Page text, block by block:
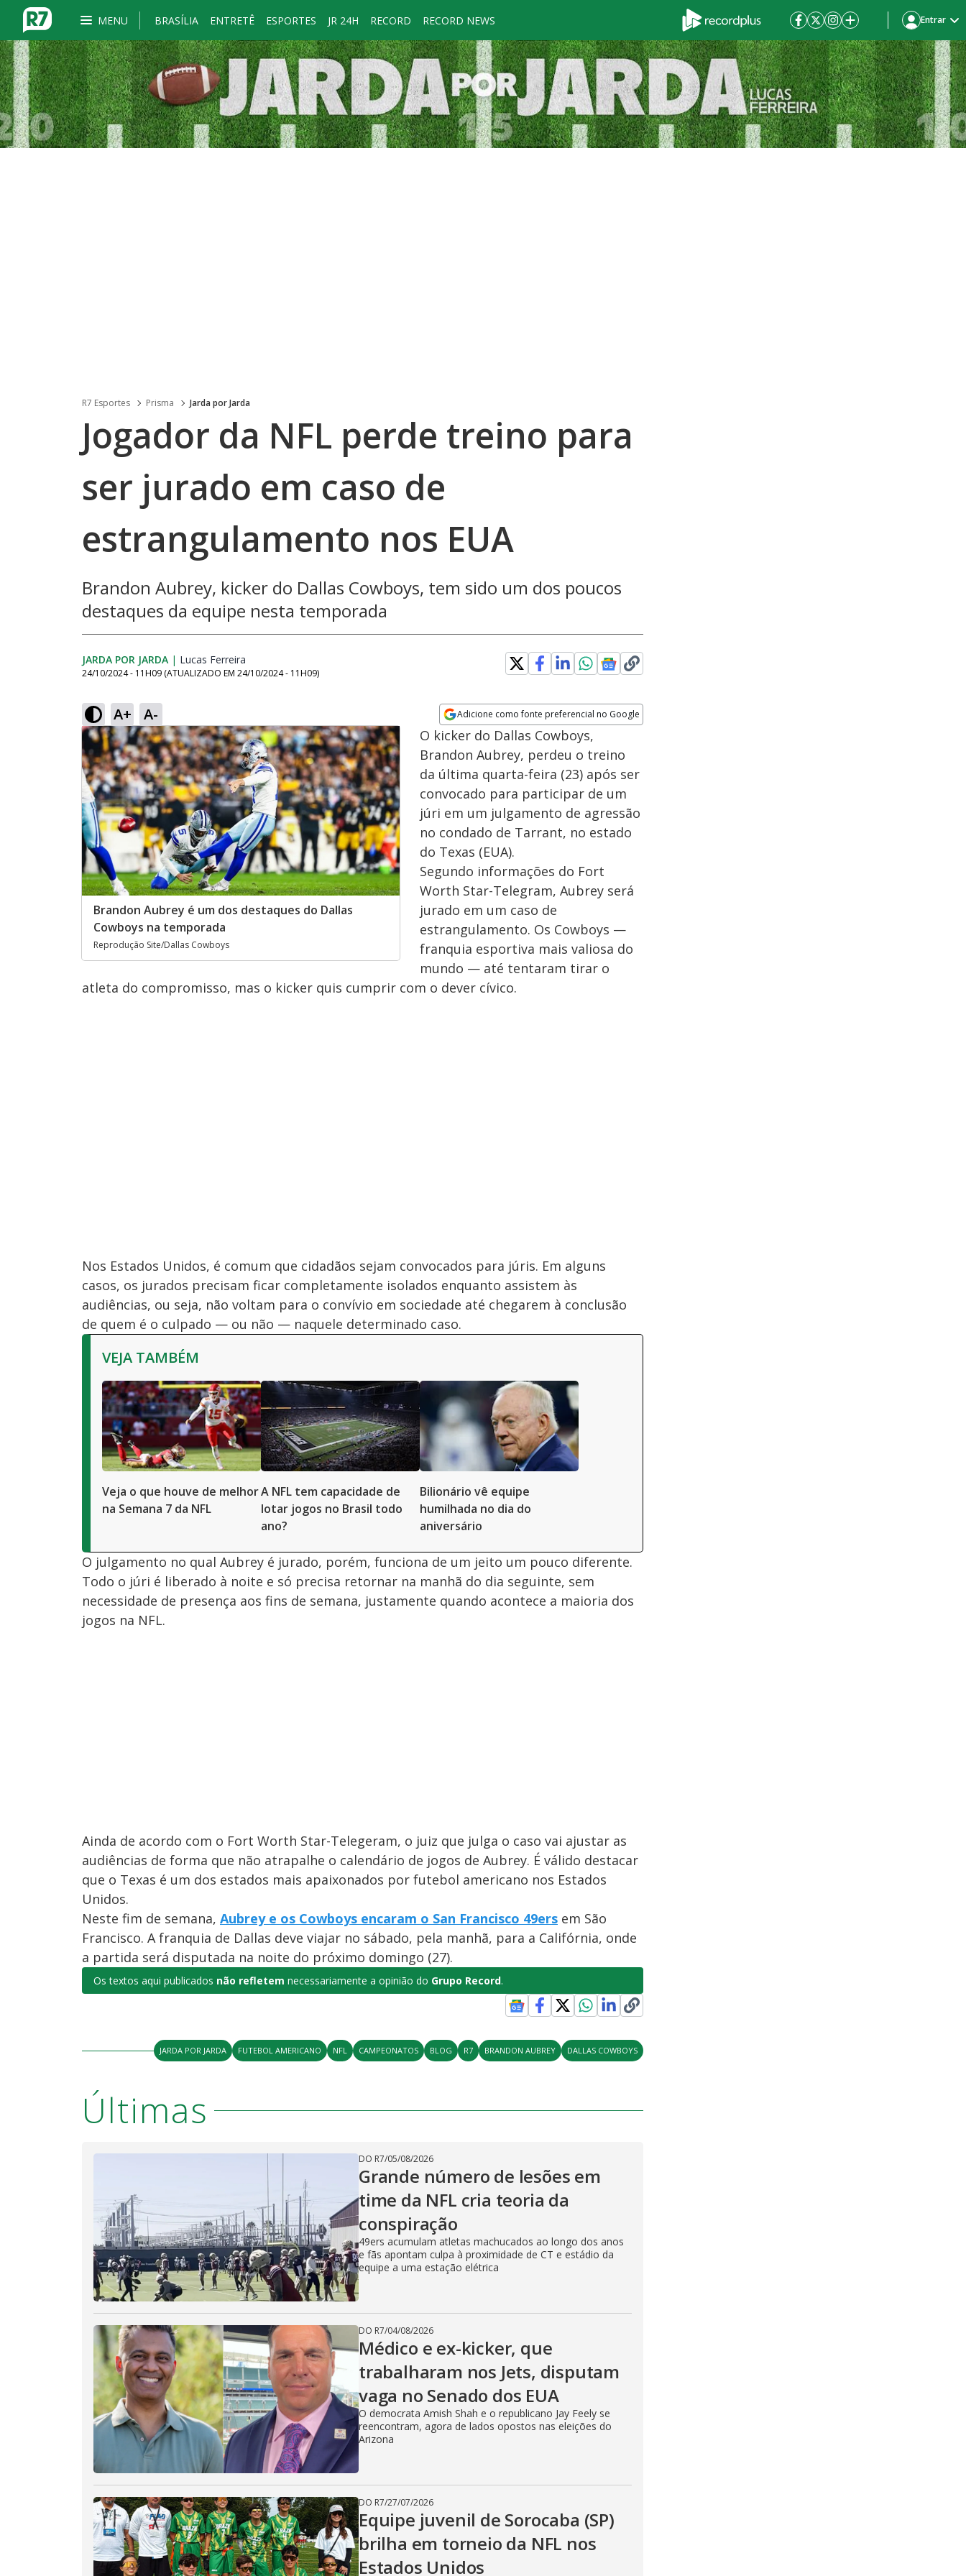
MENU BRASÍLIA ENTRETÊ ESPORTES JR 24H RECORD RECORD NEWS Entrar
R7 Esportes Prisma Jarda por Jarda
Jogador da NFL perde treino para
ser jurado em caso de
estrangulamento nos EUA
Brandon Aubrey, kicker do Dallas Cowboys, tem sido um dos poucos
destaques da equipe nesta temporada
JARDA POR JARDA | Lucas Ferreira
24/10/2024 - 11H09 (ATUALIZADO EM 24/10/2024 - 11H09)
A+ A- Adicione como fonte preferencial no Google
Opens in new window
Brandon Aubrey é um dos destaques do Dallas
Cowboys na temporada
Reprodução Site/Dallas Cowboys
O kicker do Dallas Cowboys,
Brandon Aubrey, perdeu o treino
da última quarta-feira (23) após ser
convocado para participar de um
júri em um julgamento de agressão
no condado de Tarrant, no estado
do Texas (EUA).
Segundo informações do Fort
Worth Star-Telegram, Aubrey será
jurado em um caso de
estrangulamento. Os Cowboys —
franquia esportiva mais valiosa do
mundo — até tentaram tirar o
atleta do compromisso, mas o kicker quis cumprir com o dever cívico.
Nos Estados Unidos, é comum que cidadãos sejam convocados para júris. Em alguns
casos, os jurados precisam ficar completamente isolados enquanto assistem às
audiências, ou seja, não voltam para o convívio em sociedade até chegarem à conclusão
de quem é o culpado — ou não — naquele determinado caso.
VEJA TAMBÉM
Veja o que houve de melhor
na Semana 7 da NFL
A NFL tem capacidade de
lotar jogos no Brasil todo
ano?
Bilionário vê equipe
humilhada no dia do
aniversário
O julgamento no qual Aubrey é jurado, porém, funciona de um jeito um pouco diferente.
Todo o júri é liberado à noite e só precisa retornar na manhã do dia seguinte, sem
necessidade de presença aos fins de semana, justamente quando acontece a maioria dos
jogos na NFL.
Ainda de acordo com o Fort Worth Star-Telegeram, o juiz que julga o caso vai ajustar as
audiências de forma que não atrapalhe o calendário de jogos de Aubrey. É válido destacar
que o Texas é um dos estados mais apaixonados por futebol americano nos Estados
Unidos.
Neste fim de semana, Aubrey e os Cowboys encaram o San Francisco 49ers em São
Francisco. A franquia de Dallas deve viajar no sábado, pela manhã, para a Califórnia, onde
a partida será disputada na noite do próximo domingo (27).
Os textos aqui publicados não refletem necessariamente a opinião do Grupo Record.
JARDA POR JARDA FUTEBOL AMERICANO NFL CAMPEONATOS BLOG R7 BRANDON AUBREY DALLAS COWBOYS
Últimas
DO R7/05/08/2026
Grande número de lesões em
time da NFL cria teoria da
conspiração
49ers acumulam atletas machucados ao longo dos anos
e fãs apontam culpa à proximidade de CT e estádio da
equipe a uma estação elétrica
DO R7/04/08/2026
Médico e ex-kicker, que
trabalharam nos Jets, disputam
vaga no Senado dos EUA
O democrata Amish Shah e o republicano Jay Feely se
reencontram, agora de lados opostos nas eleições do
Arizona
DO R7/27/07/2026
Equipe juvenil de Sorocaba (SP)
brilha em torneio da NFL nos
Estados Unidos